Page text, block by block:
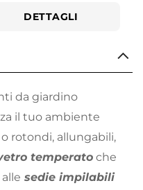
DETTAGLI
da giardino
il tuo ambiente
rotondi, allungabili,
temperato che
sedie impilabili